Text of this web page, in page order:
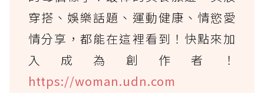
穿搭、娛樂話題、運動健康、情慾愛
情分享，都能在這裡看到！快點來加
入成為創作者！
https://woman.udn.com